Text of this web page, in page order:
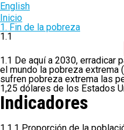
English
Ruta
de
navegación
Inicio
1. Fin de la pobreza
1.1
1.1 De aquí a 2030, erradicar
el mundo la pobreza extrema
sufren pobreza extrema las
1,25 dólares de los Estados
Indicadores